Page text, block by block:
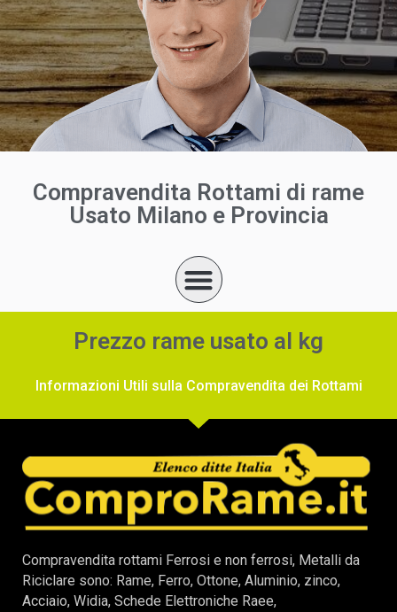
Compravendita Rottami di rame
Usato Milano e Provincia
Prezzo rame usato al kg
Informazioni Utili sulla Compravendita dei Rottami
Compravendita rottami Ferrosi e non ferrosi, Metalli da
Riciclare sono: Rame, Ferro, Ottone, Aluminio, zinco,
Acciaio, Widia, Schede Elettroniche Raee,